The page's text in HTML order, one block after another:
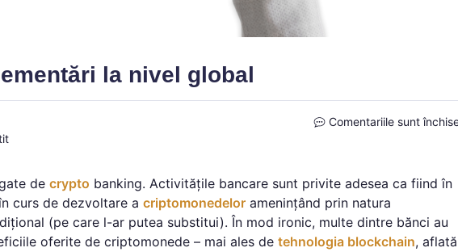
la nivel global
Comentariile sunt
de crypto banking. Activitățile bancare sunt privite adesea ca fiind în
curs de dezvoltare a criptomonedelor amenințând prin natura
(pe care l-ar putea substitui). În mod ironic, multe dintre bănci au
oferite de criptomonede – mai ales de tehnologia blockchain, aflată